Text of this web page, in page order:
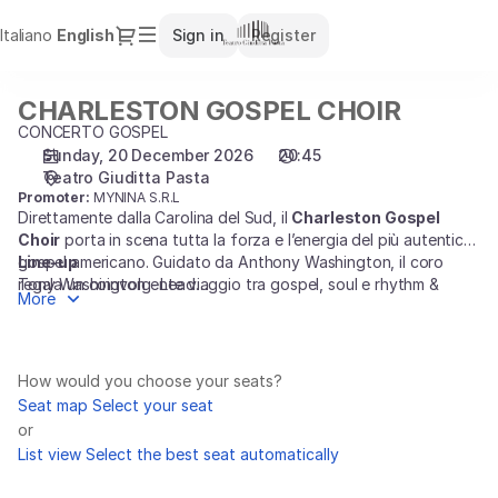
Italiano Current
English Dialog
Sign in Register
selection
Pasta
20.12.2026
20:45
CHARLESTON
GOSPEL
CHOIR]
Giuditta
Pasta
CHARLESTON
GOSPEL
CHOIR
CHARLESTON GOSPEL CHOIR
CONCERTO GOSPEL
Sunday, 20 December 2026
20:45
Teatro Giuditta Pasta
Promoter: MYNINA S.R.L
Direttamente dalla Carolina del Sud, il Charleston Gospel
Choir porta in scena tutta la forza e l’energia del più autentico
gospel americano. Guidato da Anthony Washington, il coro
regala un coinvolgente viaggio tra gospel, soul e rhythm &
blues, trasformando il teatro in una grande festa di musica,
Line-up
Tony Washington - Lead
James L. Patterson - Lead/Tenor
DJ Bellinger - Drums
Leroy Alston - Bass Guitar
Nykki Smalls - Alto
Mildred Daniels - Alto
Keyurshia Johnson - Alto
More
How would you choose your seats?
Seat map Select your seat
or
List view Select the best seat automatically